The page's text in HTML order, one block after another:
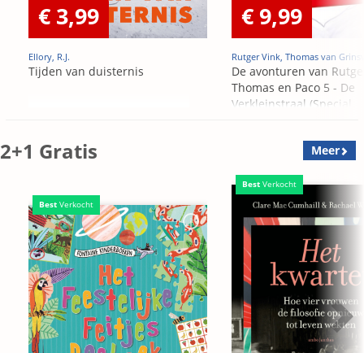
€ 3,99
Ellory, R.J.
Tijden van duisternis
€ 9,99
Rutger Vink, Thomas van
De avonturen van
Thomas en Paco 5 - De
Verkleinstraal (Special
2+1 Gratis Meer
Best Verkocht
Best Verkocht